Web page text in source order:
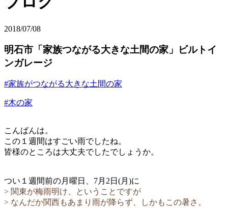
2018/07/08
明石市「家族つながる大きな土間の家」ビルトイ
ンガレージ
#家族がつながる大きな土間の家
#木の家
こんばんは。
この１週間はすごい雨でしたね。
皆様のところは大丈夫でしたでしょうか。
つい１週間前の月曜日、7月2日(月)に
> 関東が梅雨明け、ということですが
> なんだか関西もあまり雨が降らず、しかもこの暑さ。